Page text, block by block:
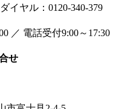
イヤル：0120-340-379
／ 電話受付9:00～17:30
せ